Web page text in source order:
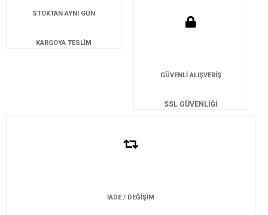
STOKTAN AYNI GÜN
KARGOYA TESLİM
GÜVENLİ ALIŞVERİŞ
SSL GÜVENLİĞİ
İADE / DEĞİŞİM